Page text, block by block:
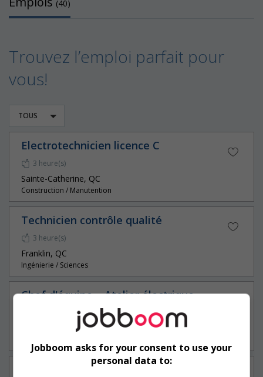
(40)
Trouvez l’emploi parfait pour
vous!
TOUS
Electrotechnicien licence C
3 heure(s)
Sainte-Catherine, QC
Construction / Manutention
Technicien contrôle qualité
3 heure(s)
Franklin, QC
Ingénierie / Sciences
Chef d'équipe – Atelier électrique
Saint-Mathias-sur-Richelieu, QC
Spécialiste en automatisation
Jobboom asks for your consent to use your
personal data to: